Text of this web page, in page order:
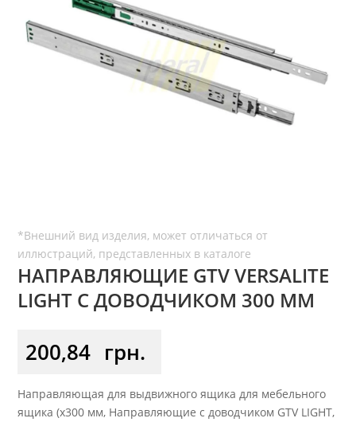
НАПРАВЛЯЮЩИЕ GTV VERSALITE
LIGHT С ДОВОДЧИКОМ 300 ММ
200,84 грн.
Направляющая для выдвижного ящика для мебельного
ящика (x300 мм, Направляющие с доводчиком GTV LIGHT,